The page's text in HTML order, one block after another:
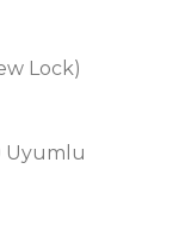
Lock)
Uyumlu